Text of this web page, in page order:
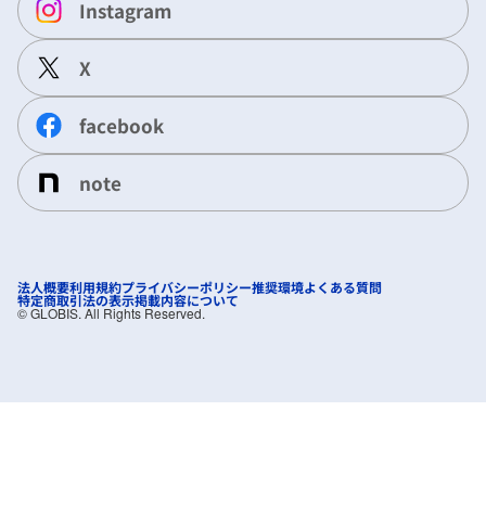
Instagram
X
facebook
note
法人概要利用規約プライバシーポリシー推奨環境よくある質問
特定商取引法の表示掲載内容について
©︎ GLOBIS. All Rights Reserved.